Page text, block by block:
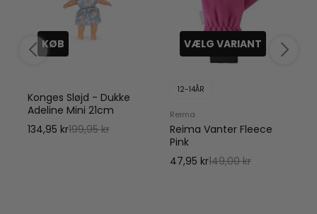
KØB
Konges Sløjd - Dukke
Adeline Mini 21cm
134,95 kr199,95 kr
VÆLG VARIANT
12-14ÅR
Reima
Reima Vanter Fleece
Pink
47,95 kr149,00 kr